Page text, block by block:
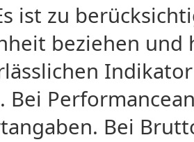
ist zu
beziehen
Bei
Bei